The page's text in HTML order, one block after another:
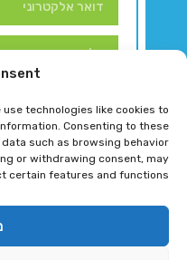
technologies like cookies to
Consenting to these
such as browsing behavior
or withdrawing consent, may
certain features and functions.